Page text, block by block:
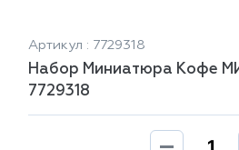
Артикул : 7729318
Набор Миниатюра Кофе
7729318